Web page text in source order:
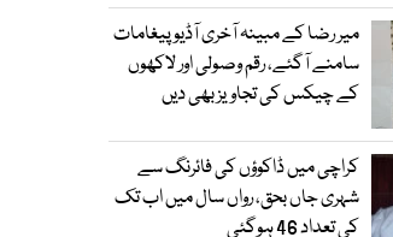
میر رضا کے مبینہ آخری آڈیو پیغامات
سامنے آگئے، رقم وصولی اور لاکھوں
کے چیکس کی تجاویز بھی دیں
کراچی میں ڈاکوؤں کی فائرنگ سے
شہری جاں بحق، رواں سال میں اب تک
کی تعداد 46 ہوگئی